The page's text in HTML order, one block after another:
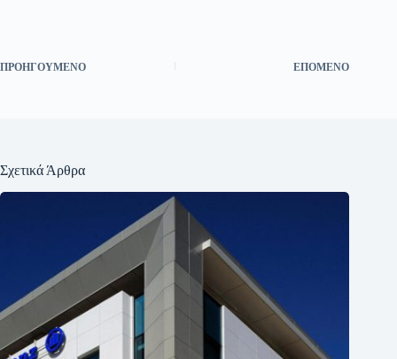
ΠΡΟΗΓΟΎΜΕΝΟ ΕΠΌΜΕΝΟ
Σχετικά Άρθρα